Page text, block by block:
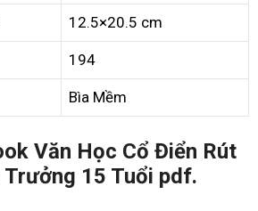
12.5×20.5 cm
194
Bìa Mềm
Văn Học Cổ Điển Rút
Trưởng 15 Tuổi pdf.